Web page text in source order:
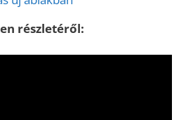
részletéről: